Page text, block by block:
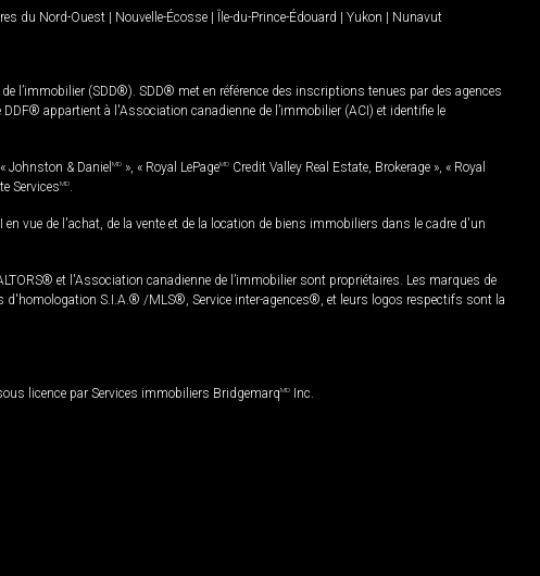
du Nord-Ouest | Nouvelle-Écosse | Île-du-Prince-Édouard | Yukon | Nunavut
l’immobilier (SDD®). SDD® met en référence des inscriptions tenues par des agences
appartient à l'Association canadienne de l’immobilier (ACI) et identifie le
Johnston & Daniel MD », « Royal LePageMD Credit Valley Real Estate, Brokerage », « Royal
ServicesMD
vue de l'achat, de la vente et de la location de biens immobiliers dans le cadre d'un
et l'Association canadienne de l’immobilier sont propriétaires. Les marques de
S.I.A.® /MLS®, Service inter-agences®, et leurs logos respectifs sont la
licence par Services immobiliers BridgemarqMD Inc.